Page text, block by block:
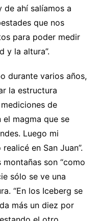
de ahí salíamos a
que nos
para poder medir
y la altura”.
durante varios años,
la estructura
de
magma que se
Luego mi
en San Juan”.
son “como
sólo se ve una
“En los Iceberg se
más un diez por